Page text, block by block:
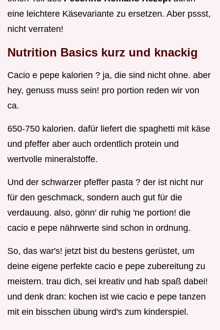
eine leichtere Käsevariante zu ersetzen. Aber pssst,
nicht verraten!
Nutrition Basics kurz und knackig
Cacio e pepe kalorien ? ja, die sind nicht ohne. aber
hey, genuss muss sein! pro portion reden wir von
ca.
650-750 kalorien. dafür liefert die spaghetti mit käse
und pfeffer aber auch ordentlich protein und
wertvolle mineralstoffe.
Und der schwarzer pfeffer pasta ? der ist nicht nur
für den geschmack, sondern auch gut für die
verdauung. also, gönn' dir ruhig 'ne portion! die
cacio e pepe nährwerte sind schon in ordnung.
So, das war's! jetzt bist du bestens gerüstet, um
deine eigene perfekte cacio e pepe zubereitung zu
meistern. trau dich, sei kreativ und hab spaß dabei!
und denk dran: kochen ist wie cacio e pepe tanzen
mit ein bisschen übung wird's zum kinderspiel.